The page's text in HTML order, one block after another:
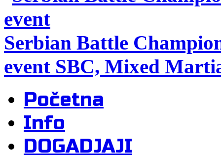
Serbian Battle
event SBC, Mixed
Početna
Info
DOGADJAJI